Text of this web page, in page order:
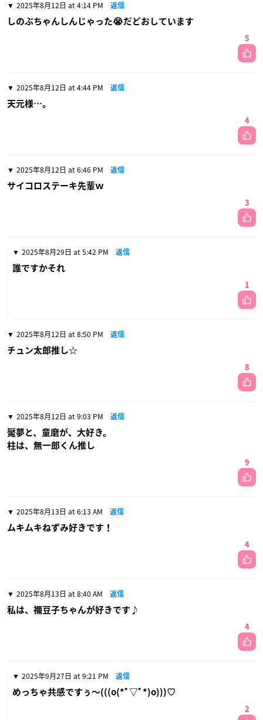
2025年8月12日 at 4:14 PM 返信
しのぶちゃんしんじゃった😭だどおしています
5
2025年8月12日 at 4:44 PM 返信
天元様…。
4
2025年8月12日 at 6:46 PM 返信
サイコロステーキ先輩ｗ
3
2025年8月29日 at 5:42 PM 返信
誰ですかそれ
1
2025年8月12日 at 8:50 PM 返信
チュン太郎推し☆
8
2025年8月12日 at 9:03 PM 返信
魘夢と、童磨が、大好き。
柱は、無一郎くん推し
9
2025年8月13日 at 6:13 AM 返信
ムキムキねずみ好きです！
4
2025年8月13日 at 8:40 AM 返信
私は、禰󠄀豆子ちゃんが好きです♪
4
2025年9月27日 at 9:21 PM 返信
めっちゃ共感ですぅ〜(((o(*ﾟ▽ﾟ*)o)))♡
2